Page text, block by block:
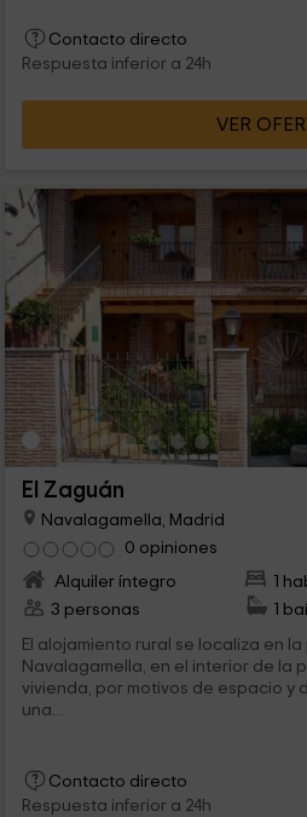
Contacto directo
Respuesta inferior a 24h
VER
El Zaguán
Navalagamella, Madrid
0 opiniones
Alquiler íntegro
1
3 personas
1
El alojamiento rural se localiza en
Navalagamella, en el interior de la
vivienda, por motivos de espacio y
una...
Contacto directo
Respuesta inferior a 24h